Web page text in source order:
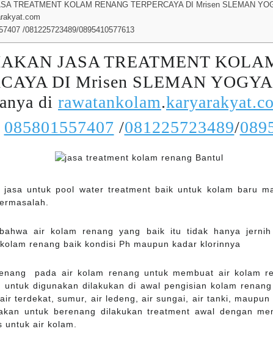
TREATMENT KOLAM RENANG TERPERCAYA DI Mrisen SLEMAN
/081225723489/0895410577613
JASA TREATMENT
DI Mrisen SLEMAN
di rawatankolam.
085801557407 /081225723489/
jasa untuk pool water treatment baik untuk kolam baru
air kolam renang yang baik itu tidak hanya
renang baik kondisi Ph maupun kadar klorinnya
pada air kolam renang untuk membuat air kolam
untuk digunakan dilakukan di awal pengisian kolam
terdekat, sumur, air ledeng, air sungai, air tanki, maupun
untuk berenang dilakukan treatment awal dengan
untuk air kolam.